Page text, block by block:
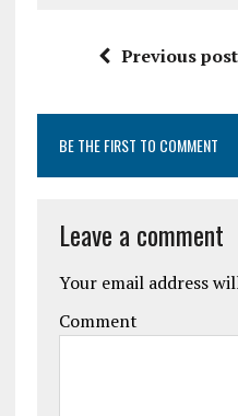
Previous post
BE THE FIRST TO COMMENT
Leave a comment
Your email address
Comment